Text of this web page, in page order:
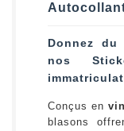
Donnez
nos
Conçus en
blasons